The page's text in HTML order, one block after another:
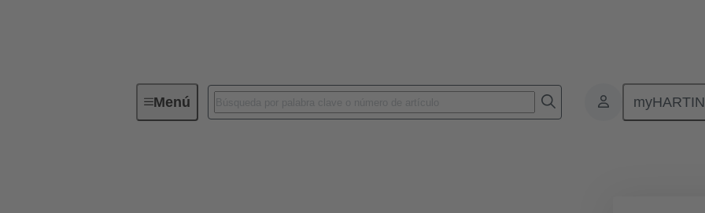
MenúConectividad de dispositivos Conectores de placa a placa de